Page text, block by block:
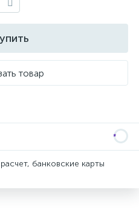
товар
банковские карты